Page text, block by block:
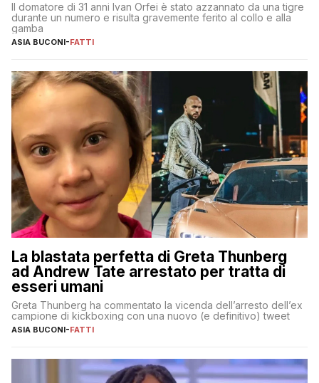
Il domatore di 31 anni Ivan Orfei è stato azzannato da una tigre
durante un numero e risulta gravemente ferito al collo e alla
gamba
ASIA BUCONI-FATTI
La blastata perfetta di Greta Thunberg
ad Andrew Tate arrestato per tratta di
esseri umani
Greta Thunberg ha commentato la vicenda dell’arresto dell’ex
campione di kickboxing con una nuovo (e definitivo) tweet
ASIA BUCONI-FATTI